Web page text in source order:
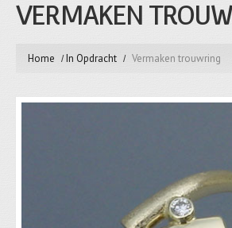
VERMAKEN
Home In Opdracht Vermaken trouwring